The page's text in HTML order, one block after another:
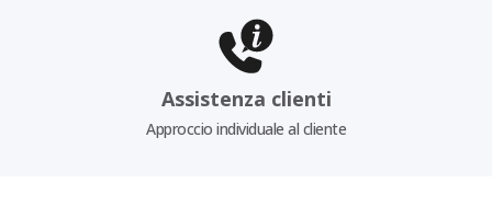
Assistenza clienti
Approccio individuale al cliente